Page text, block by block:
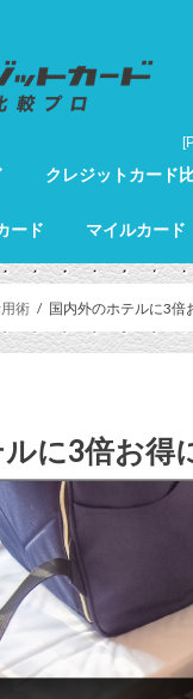
クレジットカード
クレジットカード詳細
ード マイルカード
マイルカードラン
術 国内外のホテルに3倍
に3倍お得